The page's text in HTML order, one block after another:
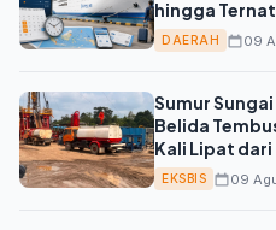
hingga
DAERAH 09
Sumur
Belida
Kali Lipat
EKSBIS 09